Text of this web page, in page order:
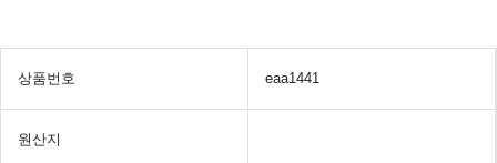
상품번호 eaa1441
원산지